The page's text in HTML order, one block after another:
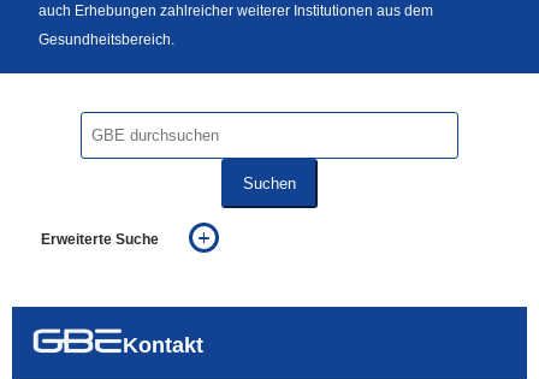
auch Erhebungen zahlreicher weiterer Institutionen aus dem
Gesundheitsbereich.
Suchen
Erweiterte Suche
auch in allen Texten suchen (Volltextsuche)
Kontakt